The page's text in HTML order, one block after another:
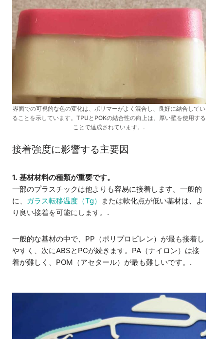
界面での可視的な色の変化は、ポリマーがよく混合し、良好に結合してい
ることを示しています。TPUとPOKの結合性の向上は、厚い壁を使用する
ことで達成されています。.
接着強度に影響する主要因
1. 基材材料の種類が重要です。
一部のプラスチックは他よりも容易に接着します。一般的
に、
ガラス転移温度（Tg）
または軟化点が低い基材は、よ
り良い接着を可能にします。.
一般的な基材の中で、PP（ポリプロピレン）が最も接着し
やすく、次にABSとPCが続きます。PA（ナイロン）は接
着が難しく、POM（アセタール）が最も難しいです。.